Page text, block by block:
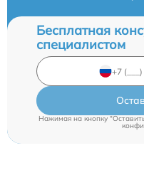
Бесплатная
специалистом
Нажимая на кнопку